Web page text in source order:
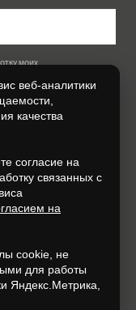
моих
007
веб-аналитики
качества
согласие на
связанных с
на
cookie, не
для работы
Яндекс.Метрика,